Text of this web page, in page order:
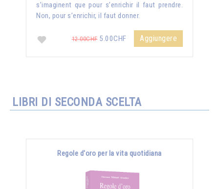
s’imaginent que pour s’enrichir il faut prendre.
Non, pour s’enrichir, il faut donner.
12.00CHF5.00CHF Aggiungere
LIBRI DI SECONDA SCELTA
Regole d'oro per la vita quotidiana